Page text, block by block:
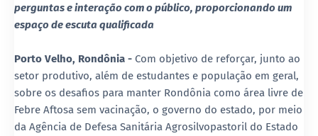
perguntas e interação com o público, proporcionando um
espaço de escuta qualificada
Porto Velho, Rondônia - Com objetivo de reforçar, junto ao
setor produtivo, além de estudantes e população em geral,
sobre os desafios para manter Rondônia como área livre de
Febre Aftosa sem vacinação, o governo do estado, por meio
da Agência de Defesa Sanitária Agrosilvopastoril do Estado